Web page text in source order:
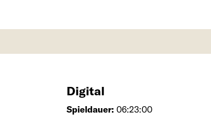
Digital
Spieldauer: 06:23:00